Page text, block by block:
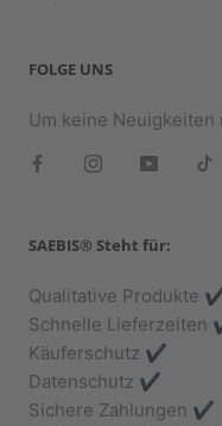
FOLGE UNS
Um keine Neuigkeiten
SAEBIS® Steht für:
Qualitative Produkte
Schnelle Lieferzeiten
Käuferschutz ✔️
Datenschutz ✔️
Sichere Zahlungen ✔️